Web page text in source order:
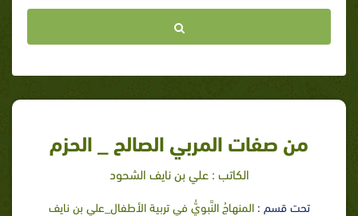
من صفات المربي الصالح _ الحزم
الكاتب : علي بن نايف الشحود
تحت قسم :المنهاجُ النَّبويُّ في تربية الأطفال_علي بن نايف